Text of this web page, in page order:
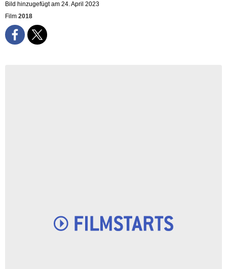
Bild hinzugefügt am 24. April 2023
Film 2018